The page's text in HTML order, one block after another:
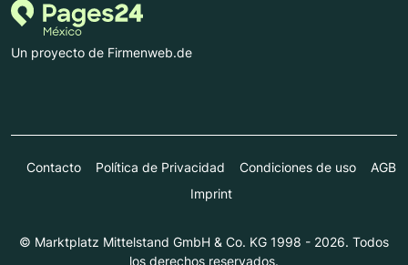
Un proyecto de Firmenweb.de
Contacto Política de Privacidad Condiciones de uso
AGB
Imprint
© Marktplatz Mittelstand GmbH & Co. KG 1998 - 2026. Todos
los derechos reservados.